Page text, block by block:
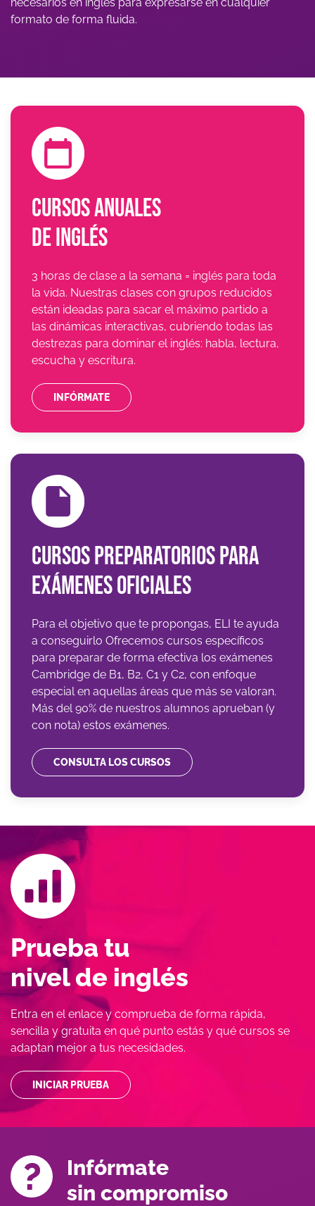
formato de forma fluida.
Cursos anuales
de inglés
3 horas de clase a la semana = inglés para toda
la vida. Nuestras clases con grupos reducidos
están ideadas para sacar el máximo partido a
las dinámicas interactivas, cubriendo todas las
destrezas para dominar el inglés: habla, lectura,
escucha y escritura.
INFÓRMATE
Cursos preparatorios para
exámenes oficiales
Para el objetivo que te propongas, ELI te ayuda
a conseguirlo Ofrecemos cursos específicos
para preparar de forma efectiva los exámenes
Cambridge de B1, B2, C1 y C2, con enfoque
especial en aquellas áreas que más se valoran.
Más del 90% de nuestros alumnos aprueban (y
con nota) estos exámenes.
CONSULTA LOS CURSOS
Prueba tu
nivel de inglés
Entra en el enlace y comprueba de forma rápida,
sencilla y gratuita en qué punto estás y qué cursos se
adaptan mejor a tus necesidades.
INICIAR PRUEBA
Infórmate
sin compromiso